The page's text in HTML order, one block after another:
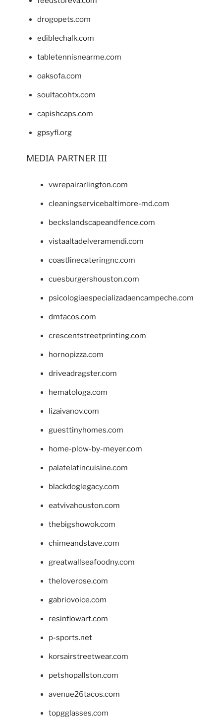
drogopets.com
ediblechalk.com
tabletennisnearme.com
oaksofa.com
soultacohtx.com
capishcaps.com
gpsyfl.org
MEDIA PARTNER III
vwrepairarlington.com
cleaningservicebaltimore-md.com
beckslandscapeandfence.com
vistaaltadelveramendi.com
coastlinecateringnc.com
cuesburgershouston.com
psicologiaespecializadaencampeche.com
dmtacos.com
crescentstreetprinting.com
hornopizza.com
driveadragster.com
hematologa.com
lizaivanov.com
guesttinyhomes.com
home-plow-by-meyer.com
palatelatincuisine.com
blackdoglegacy.com
eatvivahouston.com
thebigshowok.com
chimeandstave.com
greatwallseafoodny.com
theloverose.com
gabriovoice.com
resinflowart.com
p-sports.net
korsairstreetwear.com
petshopallston.com
avenue26tacos.com
topgglasses.com